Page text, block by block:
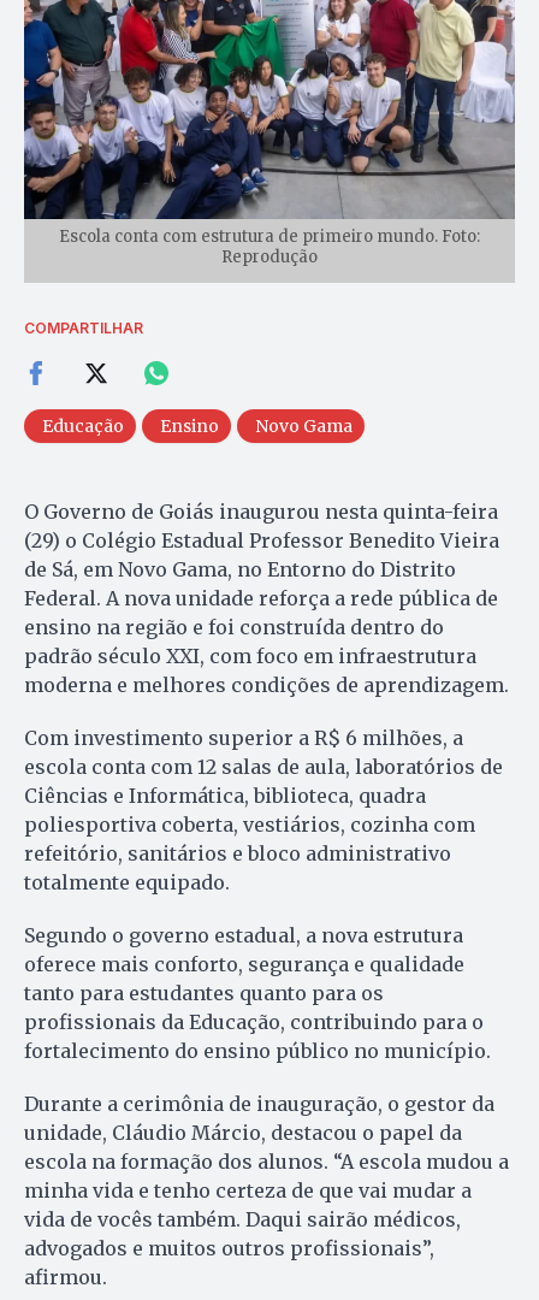
Escola conta com estrutura de primeiro mundo. Foto:
Reprodução
COMPARTILHAR
Educação Ensino Novo Gama
O Governo de Goiás inaugurou nesta quinta-feira
(29) o Colégio Estadual Professor Benedito Vieira
de Sá, em Novo Gama, no Entorno do Distrito
Federal. A nova unidade reforça a rede pública de
ensino na região e foi construída dentro do
padrão século XXI, com foco em infraestrutura
moderna e melhores condições de aprendizagem.
Com investimento superior a R$ 6 milhões, a
escola conta com 12 salas de aula, laboratórios de
Ciências e Informática, biblioteca, quadra
poliesportiva coberta, vestiários, cozinha com
refeitório, sanitários e bloco administrativo
totalmente equipado.
Segundo o governo estadual, a nova estrutura
oferece mais conforto, segurança e qualidade
tanto para estudantes quanto para os
profissionais da Educação, contribuindo para o
fortalecimento do ensino público no município.
Durante a cerimônia de inauguração, o gestor da
unidade, Cláudio Márcio, destacou o papel da
escola na formação dos alunos. “A escola mudou a
minha vida e tenho certeza de que vai mudar a
vida de vocês também. Daqui sairão médicos,
advogados e muitos outros profissionais”,
afirmou.